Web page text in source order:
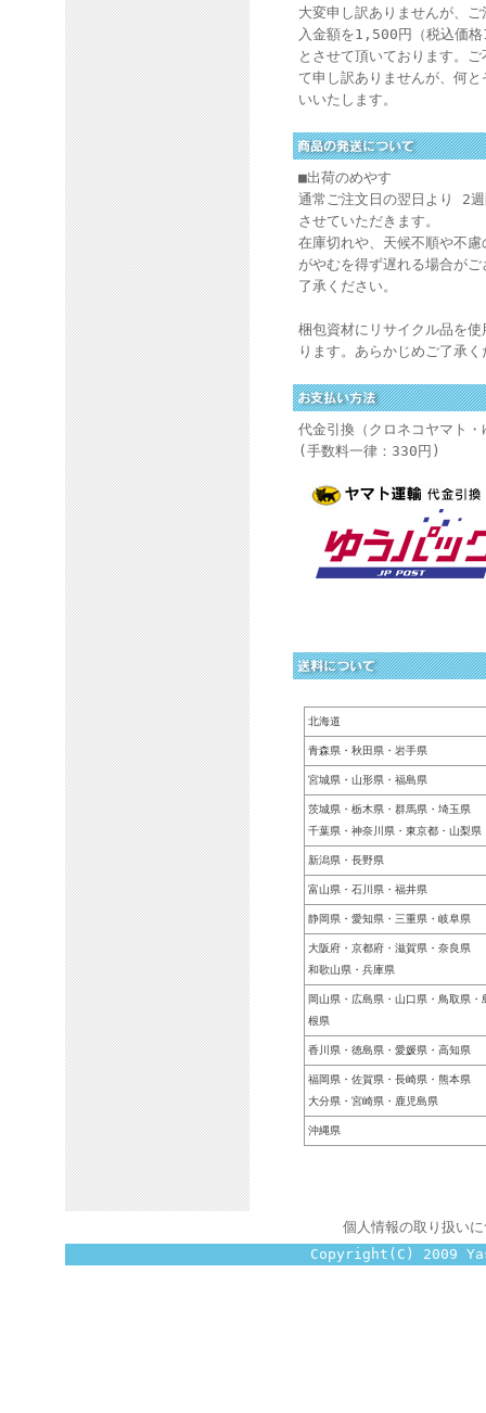
大変申し訳ありませんが、
入金額を1,500円（税込価
とさせて頂いております。
て申し訳ありませんが、何
いいたします。
■出荷のめやす
通常ご注文日の翌日より 2
させていただきます。
在庫切れや、天候不順や不
がやむを得ず遅れる場合が
了承ください。
梱包資材にリサイクル品を
ります。あらかじめご了承く
代金引換（クロネコヤマト・
(手数料一律：330円)
北海道
青森県・秋田県・岩手県
宮城県・山形県・福島県
茨城県・栃木県・群馬県・埼玉県
千葉県・神奈川県・東京都・山梨県
新潟県・長野県
富山県・石川県・福井県
静岡県・愛知県・三重県・岐阜県
大阪府・京都府・滋賀県・奈良県
和歌山県・兵庫県
岡山県・広島県・山口県・鳥取県・
根県
香川県・徳島県・愛媛県・高知県
福岡県・佐賀県・長崎県・熊本県
大分県・宮崎県・鹿児島県
沖縄県
個人情報の取り扱い
Copyright(C) 2009